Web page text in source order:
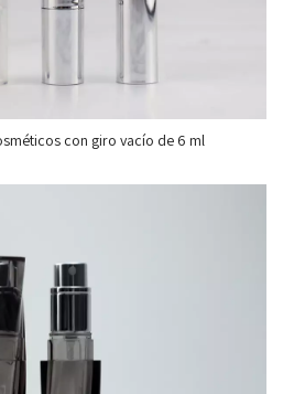
con giro vacío de 6 ml